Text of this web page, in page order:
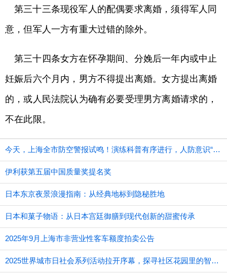
第三十三条现役军人的配偶要求离婚，须得军人同
意，但军人一方有重大过错的除外。
第三十四条女方在怀孕期间、分娩后一年内或中止
妊娠后六个月内，男方不得提出离婚。女方提出离婚
的，或人民法院认为确有必要受理男方离婚请求的，
不在此限。
今天，上海全市防空警报试鸣！演练科普有序进行，人防意识“声入人心”
伊利获第五届中国质量奖提名奖
日本东京夜景浪漫指南：从经典地标到隐秘胜地
日本和菓子物语：从日本宫廷御膳到现代创新的甜蜜传承
2025年9月上海市非营业性客车额度拍卖公告
2025世界城市日社会系列活动拉开序幕，探寻社区花园里的智慧应用